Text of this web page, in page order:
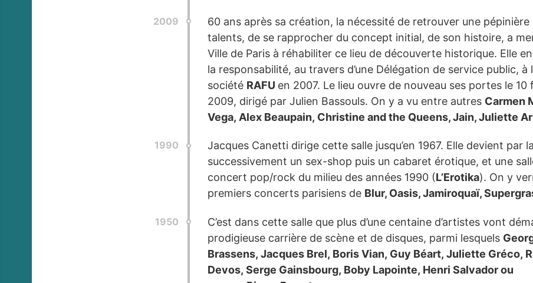
2009
60 ans après sa création, la nécessité de retrouver une pépinière
talents, de se rapprocher du concept initial, de son histoire, a
Ville de Paris à réhabiliter ce lieu de découverte historique. Elle
la responsabilité, au travers d’une Délégation de service public, à
société RAFU en 2007. Le lieu ouvre de nouveau ses portes le 10
2009, dirigé par Julien Bassouls. On y a vu entre autres Carmen
Vega, Alex Beaupain, Christine and the Queens, Jain, Juliette
1990
Jacques Canetti dirige cette salle jusqu’en 1967. Elle devient par
successivement un sex-shop puis un cabaret érotique, et une
concert pop/rock du milieu des années 1990 (L’Erotika). On y
premiers concerts parisiens de Blur, Oasis, Jamiroquaï,
1950
C’est dans cette salle que plus d’une centaine d’artistes vont
prodigieuse carrière de scène et de disques, parmi lesquels
Brassens, Jacques Brel, Boris Vian, Guy Béart, Juliette Gréco,
Devos, Serge Gainsbourg, Boby Lapointe, Henri Salvador ou